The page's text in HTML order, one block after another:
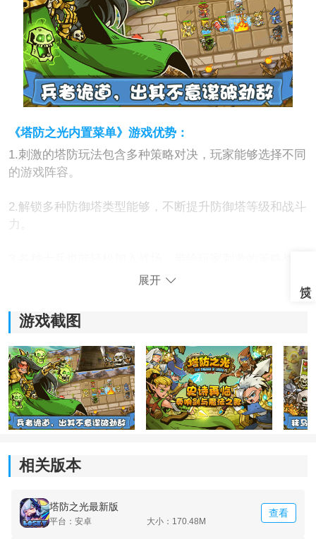
《塔防之光内置菜单》游戏优势：
1.刺激的塔防玩法包含多种策略对决，玩家能够选择不同
的游戏阵容。
2.解锁多种防御塔类型能够，不断提升防御塔等级和战斗
力。
《塔防之光内置菜单》游戏亮点：
1.轻松应对强大的怪物和boss，也能逐步了解敌人的弱
展开
游戏截图
相关版本
塔防之光最新版
平台：安卓 大小：170.48M
查看